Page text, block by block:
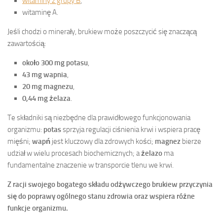
witaminę A.
Jeśli chodzi o minerały, brukiew może poszczycić się znaczącą
zawartością:
około 300 mg potasu,
43 mg wapnia,
20 mg magnezu,
0,44 mg żelaza.
Te składniki są niezbędne dla prawidłowego funkcjonowania
organizmu: potassprzyja regulacji ciśnienia krwi i wspiera pracę
mięśni; wapń jest kluczowy dla zdrowych kości; magnez bierze
udział w wielu procesach biochemicznych; ażelazo ma
fundamentalne znaczenie w transporcie tlenu we krwi.
Z racji swojego bogatego składu odżywczego brukiew przyczynia
się do poprawy ogólnego stanu zdrowia oraz wspiera różne
funkcje organizmu.